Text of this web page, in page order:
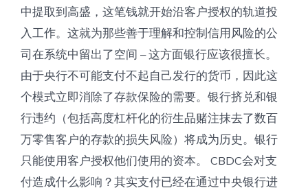
中提取到高盛，这笔钱就开始沿客户授权的轨道投
入工作。这就为那些善于理解和控制信用风险的公
司在系统中留出了空间 – 这方面银行应该很擅长。
由于央行不可能支付不起自己发行的货币，因此这
个模式立即消除了存款保险的需要。银行挤兑和银
行违约（包括高度杠杆化的衍生品赌注抹去了数百
万零售客户的存款的损失风险）将成为历史。银行
只能使用客户授权他们使用的资本。 CBDC会对支
付造成什么影响？其实支付已经在通过中央银行进